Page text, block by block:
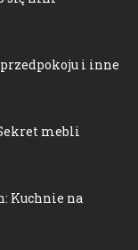
i inne
mebli
Kuchnie na